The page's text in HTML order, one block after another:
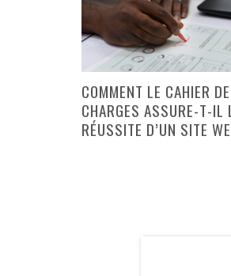
COMMENT LE CAHIER
CHARGES ASSURE-T-IL
RÉUSSITE D’UN SITE